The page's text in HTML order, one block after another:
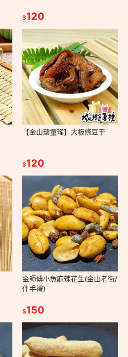
$120
【金山藷童瑤】大板條豆干
$120
金師傅小魚麻辣花生(金山老街/
伴手禮)
$150